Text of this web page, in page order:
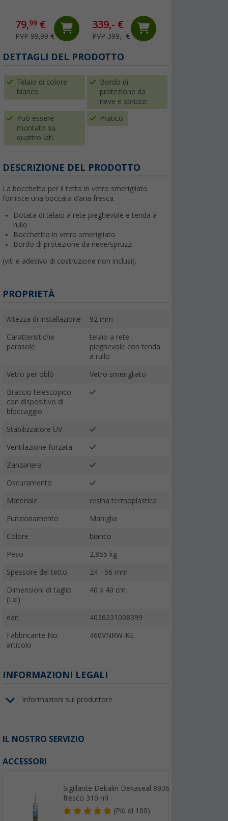
cm trasparente
79,99 €
PVP 99,99 €
cm trasparente
339,- €
PVP 399,- €
DETTAGLI DEL PRODOTTO
Telaio di colore
bianco
Bordo di
protezione da
neve e spruzzi
Può essere
montato su
quattro lati
Pratico
DESCRIZIONE DEL PRODOTTO
La bocchetta per il tetto in vetro smerigliato
fornisce una boccata d'aria fresca.
Dotata di telaio a rete pieghevole e tenda a
rullo
Bocchettta in vetro smerigliato
Bordo di protezione da neve/spruzzi
(viti e adesivo di costruzione non inclusi).
PROPRIETÀ
Altezza di installazione 92 mm
Caratteristiche
parasole
telaio a rete
pieghevole con tenda
a rullo
Vetro per oblò Vetro smerigliato
Braccio telescopico
con dispositivo di
bloccaggio
Stabilizzatore UV
Ventilazione forzata
Zanzariera
Oscuramento
Materiale resina termoplastica
Funzionamento Maniglia
Colore bianco
Peso 2,855 kg
Spessore del tetto 24 - 56 mm
Dimensioni di taglio
(Lxl)
40 x 40 cm
ean 4036231008399
Fabbricante No.
articolo
460VNRW-KE
INFORMAZIONI LEGALI
Informazioni sul produttore
IL NOSTRO SERVIZIO
ACCESSORI
Sigillante Dekalin Dekaseal 8936 rimovibile a
fresco 310 ml
(Più di 100)